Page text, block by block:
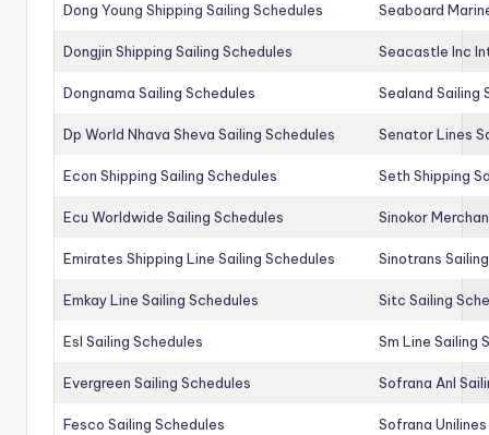
Dong Young Shipping Sailing Schedules Seaboard
Dongjin Shipping Sailing Schedules Seacastle Inc
Dongnama Sailing Schedules Sealand Sailing
Dp World Nhava Sheva Sailing Schedules Senator Lines
Econ Shipping Sailing Schedules Seth Shipping
Ecu Worldwide Sailing Schedules Sinokor
Emirates Shipping Line Sailing Schedules Sinotrans
Emkay Line Sailing Schedules Sitc Sailing
Esl Sailing Schedules Sm Line Sailing
Evergreen Sailing Schedules Sofrana Anl
Fesco Sailing Schedules Sofrana